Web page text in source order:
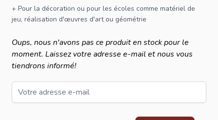
+ Pour la décoration ou pour les écoles comme matériel de
jeu, réalisation d'œuvres d'art ou géométrie
Oups, nous n'avons pas ce produit en stock pour le
moment. Laissez votre adresse e-mail et nous vous
tiendrons informé!
Email
Ce formulaire est protégé par reCAPTCHA - laPolitique de